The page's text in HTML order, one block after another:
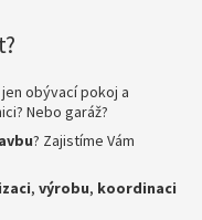
obývací pokoj a
Nebo garáž?
? Zajistíme Vám
, výrobu, koordinaci